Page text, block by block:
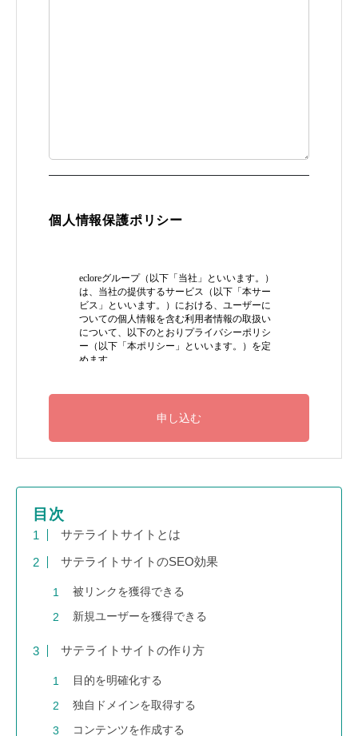
個人情報保護ポリシー
目次
サテライトサイトとは
サテライトサイトのSEO効果
被リンクを獲得できる
新規ユーザーを獲得できる
サテライトサイトの作り方
目的を明確化する
独自ドメインを取得する
コンテンツを作成する